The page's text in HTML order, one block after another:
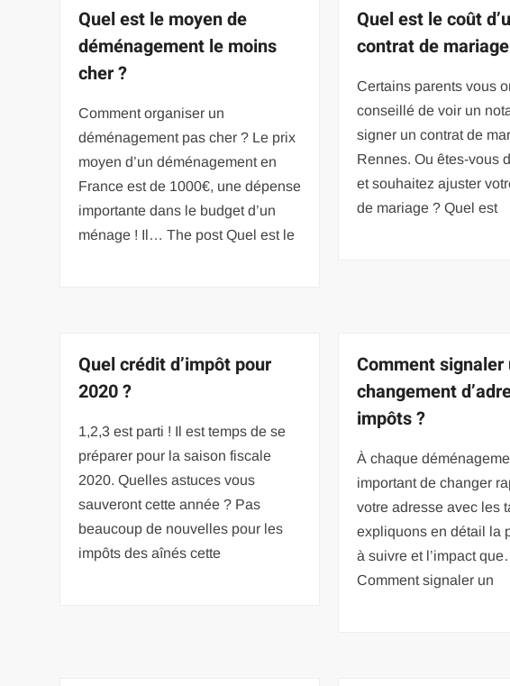
Quel est le moyen de
déménagement le moins
cher ?
Comment organiser un
déménagement pas cher ? Le prix
moyen d’un déménagement en
France est de 1000€, une dépense
importante dans le budget d’un
ménage ! Il… The post Quel est le
Quel est le coût
contrat de
Certains parents vous
conseillé de voir un
signer un contrat de
Rennes. Ou êtes-vous
et souhaitez ajuster
de mariage ? Quel est
Quel crédit d’impôt pour
2020 ?
1,2,3 est parti ! Il est temps de se
préparer pour la saison fiscale
2020. Quelles astuces vous
sauveront cette année ? Pas
beaucoup de nouvelles pour les
impôts des aînés cette
Comment signaler
changement
impôts ?
À chaque
important de changer
votre adresse avec les
expliquons en détail la
à suivre et l’impact
Comment signaler un